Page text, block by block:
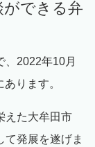
ができる弁
、2022年10月
ります。
えた大牟田市
て発展を遂げま